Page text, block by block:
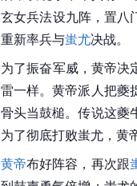
玄女兵法设九阵，置八
重新率兵与蚩尤决战。
为了振奋军威，黄帝决
雷一样。黄帝派人把夔
骨头当鼓槌。传说这夔
为了彻底打败蚩尤，黄
黄帝布好阵容，再次跟